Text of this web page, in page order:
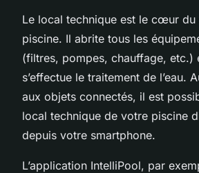
Le local technique est le cœur du
piscine. Il abrite tous les
(filtres, pompes, chauffage, etc.)
s’effectue le traitement de l’eau.
aux objets connectés, il est
local technique de votre piscine
depuis votre smartphone.
L’application IntelliPool, par